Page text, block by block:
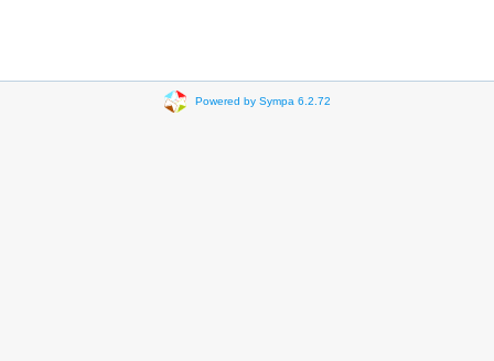
Powered by Sympa 6.2.72